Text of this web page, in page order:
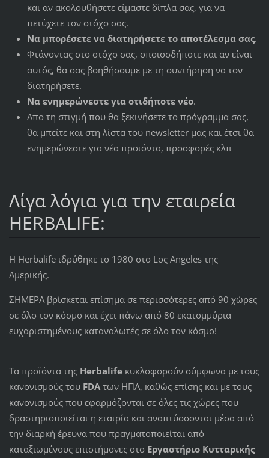
και αν ακολουθήσετε είμαστε δίπλα σας, για να
πετύχετε τον στόχο σας.
Να μπορέσετε να διατηρήσετε το αποτέλεσμα σας.
Φτάνοντας στο στόχο σας, οποιοσδήποτε και αν είναι
αυτός, θα σας βοηθήσουμε με τη συντήρηση να τον
διατηρήσετε.
Να ενημερώνεστε για οτιδήποτε νέο.
Απο τη στιγμή που θα ξεκινήσετε το πρόγραμμα σας,
θα μπείτε και στη λίστα του newsletter μας και έτσι θα
ενημερώνεστε για νέα προιόντα, προσφορές κλπ
Λίγα λόγια για την εταιρεία
HERBALIFE:
Η Herbalife ιδρύθηκε το 1980 στο Loς Angeles της
Αμερικής.
ΣΗΜΕΡΑ βρίσκεται επίσημα σε περισσότερες από 90 χώρες
σε όλο τον κόσμο και έχει πάνω από 80 εκατομμύρια
ευχαριστημένους καταναλωτές σε όλο τον κόσμο!
Τα προϊόντα της Herbalifeκυκλοφορούν σύμφωνα με τους
κανονισμούς του FDAτων ΗΠΑ, καθώς επίσης και με τους
κανονισμούς που εφαρμόζονται σε όλες τις χώρες που
δραστηριοποιείται η εταιρία και αναπτύσσονται μέσα από
την διαρκή έρευνα που πραγματοποιείται από
καταξιωμένους επιστήμονες στο Εργαστήριο Κυτταρικής